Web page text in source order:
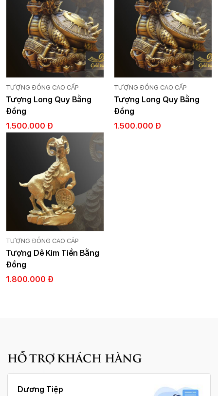
TƯỢNG ĐỒNG CAO CẤP
Tượng Long Quy Bằng
Đồng
1.500.000 Đ
TƯỢNG ĐỒNG CAO CẤP
Tượng Long Quy Bằng
Đồng
1.500.000 Đ
TƯỢNG ĐỒNG CAO CẤP
Tượng Dê Kim Tiền Bằng
Đồng
1.800.000 Đ
HỖ TRỢ KHÁCH HÀNG
Dương Tiệp